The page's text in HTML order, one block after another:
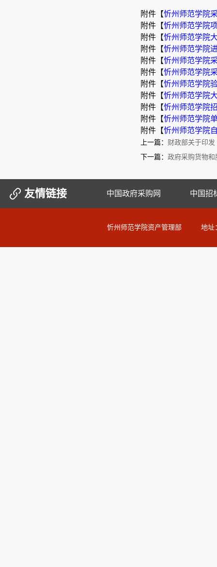
附件【忻州师范学院
附件【忻州师范学院
附件【忻州师范学院
附件【忻州师范学院
附件【忻州师范学院
附件【忻州师范学院
附件【忻州师范学院
附件【忻州师范学院
附件【忻州师范学院
附件【忻州师范学院
附件【忻州师范学院
上一篇： 财政部关于印
下一篇： 政府采购货物和
友情链接 中国政府采购网 中国招
忻州师范学院资产管理部 地址：